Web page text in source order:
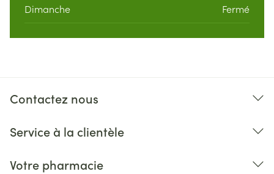
Dimanche Fermé
Contactez nous
Service à la clientèle
Votre pharmacie